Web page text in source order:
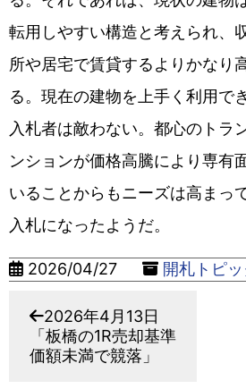
転用しやすい構造と考えられ、
所や居宅で賃貸するよりかなり
る。現在の建物を上手く利用で
入札者は敵わない。都心のトラ
ンションが価格高騰により専有
いることからもニーズは高まっ
入札になったようだ。
2026/04/27 開札トピッ
2026年4月13日
「板橋の1R売却基準
価額未満で競落」